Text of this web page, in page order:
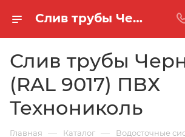
Слив трубы Черный (RAL 9017) ПВХ Технониколь
Слив трубы
(RAL 9017) ПВХ
Технониколь
Главная — Каталог — Водосточные